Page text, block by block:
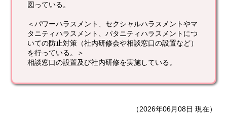
図っている。
＜パワーハラスメント、セクシャルハラスメントやマ
タニティハラスメント、パタニティハラスメントにつ
いての防止対策（社内研修会や相談窓口の設置など）
を行っている。＞
相談窓口の設置及び社内研修を実施している。
（2026年06月08日 現在）